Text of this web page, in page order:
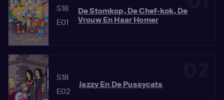
S18
E01
De Stomkop, De Chef-kok, De
Vrouw En Haar Homer
S18
E02
Jazzy En De Pussycats